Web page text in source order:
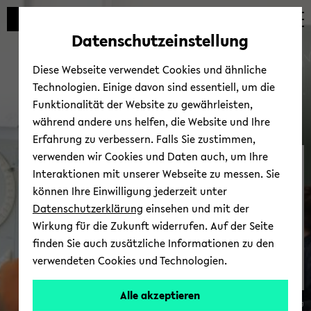
Automatische
vermeiden
zum
wechseln
zum
wechseln
zum
wechseln
Bie­le­feld School of Edu­ca­
ti­on - BiSEd
Bie­
© Veit Mette/ Ber­tels­mann Stif­tung
Datenschutzeinstellung
Diese Webseite verwendet Cookies und ähnliche
Technologien. Einige davon sind essentiell, um die
Funktionalität der Website zu gewährleisten,
während andere uns helfen, die Website und Ihre
Erfahrung zu verbessern. Falls Sie zustimmen,
verwenden wir Cookies und Daten auch, um Ihre
Interaktionen mit unserer Webseite zu messen. Sie
können Ihre Einwilligung jederzeit unter
Datenschutzerklärung einsehen und mit der
Wirkung für die Zukunft widerrufen. Auf der Seite
finden Sie auch zusätzliche Informationen zu den
verwendeten Cookies und Technologien.
Alle akzeptieren